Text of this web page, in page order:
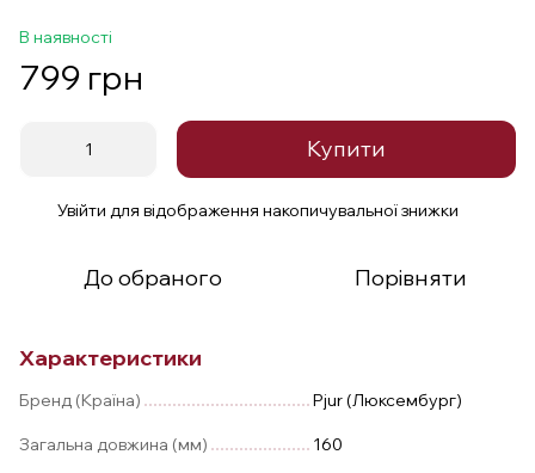
В наявності
799 грн
Купити
Увійти для відображення накопичувальної знижки
До обраного Порівняти
Характеристики
Бренд (Країна) Pjur (Люксембург)
Загальна довжина (мм) 160